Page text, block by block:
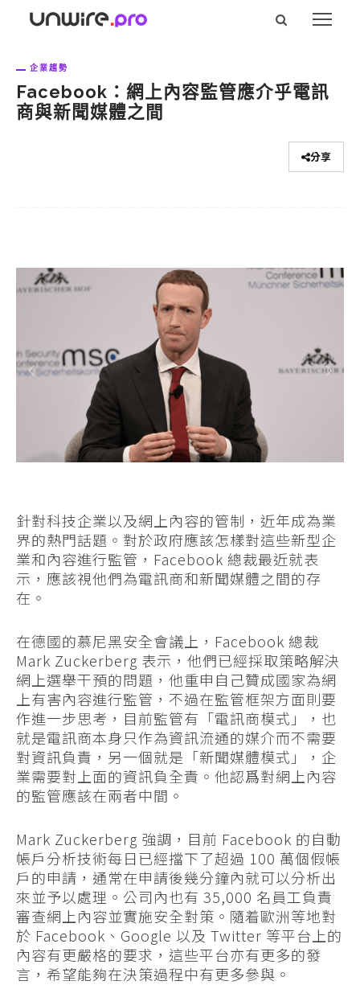
企業趨勢
Facebook：網上內容監管應介乎電訊
商與新聞媒體之間
分享
針對科技企業以及網上內容的管制，近年成為業
界的熱門話題。對於政府應該怎樣對這些新型企
業和內容進行監管，Facebook 總裁最近就表
示，應該視他們為電訊商和新聞媒體之間的存
在。
在德國的慕尼黑安全會議上，Facebook 總裁
Mark Zuckerberg 表示，他們已經採取策略解決
網上選舉干預的問題，他重申自己贊成國家為網
上有害內容進行監管，不過在監管框架方面則要
作進一步思考，目前監管有「電訊商模式」，也
就是電訊商本身只作為資訊流通的媒介而不需要
對資訊負責，另一個就是「新聞媒體模式」，企
業需要對上面的資訊負全責。他認爲對網上內容
的監管應該在兩者中間。
Mark Zuckerberg 強調，目前 Facebook 的自動
帳戶分析技術每日已經擋下了超過 100 萬個假帳
戶的申請，通常在申請後幾分鐘內就可以分析出
來並予以處理。公司內也有 35,000 名員工負責
審查網上內容並實施安全對策。隨着歐洲等地對
於 Facebook、Google 以及 Twitter 等平台上的
內容有更嚴格的要求，這些平台亦有更多的發
言，希望能夠在決策過程中有更多參與。